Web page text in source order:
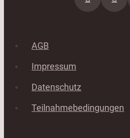
AGB
Impressum
Datenschutz
Teilnahmebedingungen